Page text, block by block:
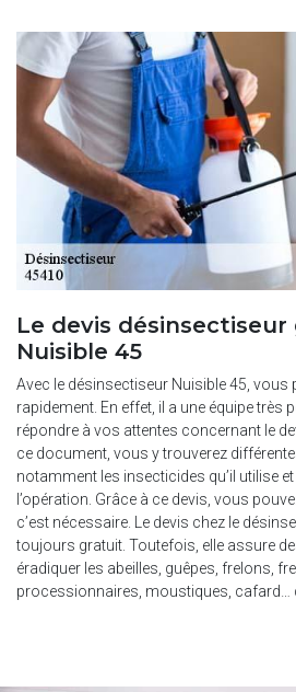
Le devis
Nuisible 45
Avec le désinsectiseur Nuisible 45, vous
rapidement. En effet, il a une équipe très
répondre à vos attentes concernant le
ce document, vous y trouverez
notamment les insecticides qu’il utilise
l’opération. Grâce à ce devis, vous
c’est nécessaire. Le devis chez le
toujours gratuit. Toutefois, elle assure
éradiquer les abeilles, guêpes, frelons,
processionnaires, moustiques, cafard…